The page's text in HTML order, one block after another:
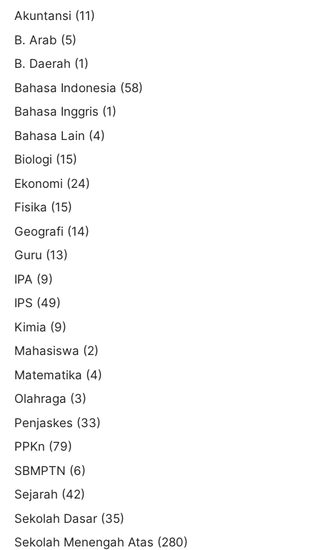
Akuntansi (11)
B. Arab (5)
B. Daerah (1)
Bahasa Indonesia (58)
Bahasa Inggris (1)
Bahasa Lain (4)
Biologi (15)
Ekonomi (24)
Fisika (15)
Geografi (14)
Guru (13)
IPA (9)
IPS (49)
Kimia (9)
Mahasiswa (2)
Matematika (4)
Olahraga (3)
Penjaskes (33)
PPKn (79)
SBMPTN (6)
Sejarah (42)
Sekolah Dasar (35)
Sekolah Menengah Atas (280)